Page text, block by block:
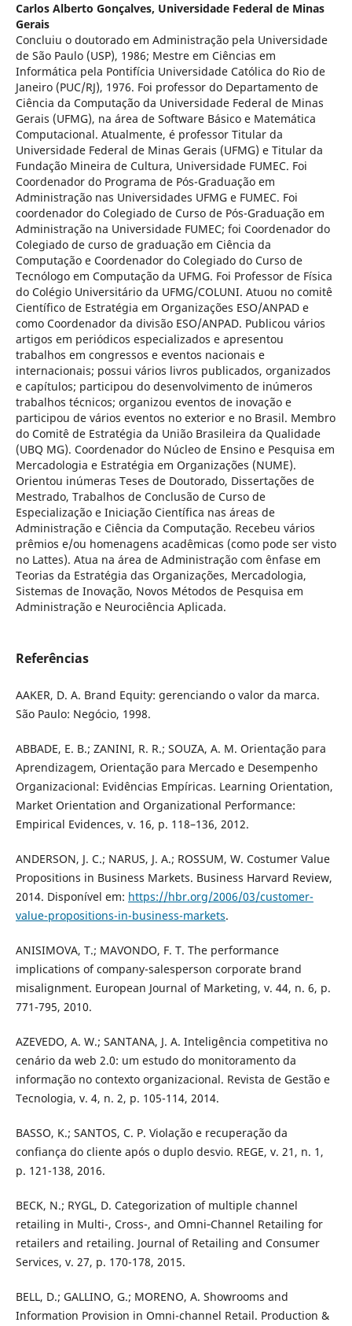
Carlos Alberto Gonçalves, Universidade Federal de Minas
Gerais
Concluiu o doutorado em Administração pela Universidade
de São Paulo (USP), 1986; Mestre em Ciências em
Informática pela Pontifícia Universidade Católica do Rio de
Janeiro (PUC/RJ), 1976. Foi professor do Departamento de
Ciência da Computação da Universidade Federal de Minas
Gerais (UFMG), na área de Software Básico e Matemática
Computacional. Atualmente, é professor Titular da
Universidade Federal de Minas Gerais (UFMG) e Titular da
Fundação Mineira de Cultura, Universidade FUMEC. Foi
Coordenador do Programa de Pós-Graduação em
Administração nas Universidades UFMG e FUMEC. Foi
coordenador do Colegiado de Curso de Pós-Graduação em
Administração na Universidade FUMEC; foi Coordenador do
Colegiado de curso de graduação em Ciência da
Computação e Coordenador do Colegiado do Curso de
Tecnólogo em Computação da UFMG. Foi Professor de Física
do Colégio Universitário da UFMG/COLUNI. Atuou no comitê
Científico de Estratégia em Organizações ESO/ANPAD e
como Coordenador da divisão ESO/ANPAD. Publicou vários
artigos em periódicos especializados e apresentou
trabalhos em congressos e eventos nacionais e
internacionais; possui vários livros publicados, organizados
e capítulos; participou do desenvolvimento de inúmeros
trabalhos técnicos; organizou eventos de inovação e
participou de vários eventos no exterior e no Brasil. Membro
do Comitê de Estratégia da União Brasileira da Qualidade
(UBQ MG). Coordenador do Núcleo de Ensino e Pesquisa em
Mercadologia e Estratégia em Organizações (NUME).
Orientou inúmeras Teses de Doutorado, Dissertações de
Mestrado, Trabalhos de Conclusão de Curso de
Especialização e Iniciação Científica nas áreas de
Administração e Ciência da Computação. Recebeu vários
prêmios e/ou homenagens acadêmicas (como pode ser visto
no Lattes). Atua na área de Administração com ênfase em
Teorias da Estratégia das Organizações, Mercadologia,
Sistemas de Inovação, Novos Métodos de Pesquisa em
Administração e Neurociência Aplicada.
Referências
AAKER, D. A. Brand Equity: gerenciando o valor da marca.
São Paulo: Negócio, 1998.
ABBADE, E. B.; ZANINI, R. R.; SOUZA, A. M. Orientação para
Aprendizagem, Orientação para Mercado e Desempenho
Organizacional: Evidências Empíricas. Learning Orientation,
Market Orientation and Organizational Performance:
Empirical Evidences, v. 16, p. 118–136, 2012.
ANDERSON, J. C.; NARUS, J. A.; ROSSUM, W. Costumer Value
Propositions in Business Markets. Business Harvard Review,
2014. Disponível em: https://hbr.org/2006/03/customer-
value-propositions-in-business-markets.
ANISIMOVA, T.; MAVONDO, F. T. The performance
implications of company-salesperson corporate brand
misalignment. European Journal of Marketing, v. 44, n. 6, p.
771-795, 2010.
AZEVEDO, A. W.; SANTANA, J. A. Inteligência competitiva no
cenário da web 2.0: um estudo do monitoramento da
informação no contexto organizacional. Revista de Gestão e
Tecnologia, v. 4, n. 2, p. 105-114, 2014.
BASSO, K.; SANTOS, C. P. Violação e recuperação da
confiança do cliente após o duplo desvio. REGE, v. 21, n. 1,
p. 121-138, 2016.
BECK, N.; RYGL, D. Categorization of multiple channel
retailing in Multi-, Cross-, and Omni‐Channel Retailing for
retailers and retailing. Journal of Retailing and Consumer
Services, v. 27, p. 170-178, 2015.
BELL, D.; GALLINO, G.; MORENO, A. Showrooms and
Information Provision in Omni-channel Retail. Production &